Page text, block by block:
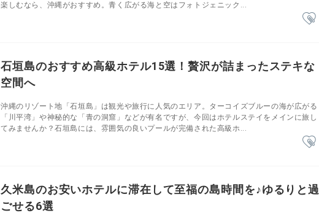
楽しむなら、沖縄がおすすめ。青く広がる海と空はフォトジェニック...
石垣島のおすすめ高級ホテル15選！贅沢が詰まったステキな
空間へ
沖縄のリゾート地「石垣島」は観光や旅行に人気のエリア。ターコイズブルーの海が広がる
「川平湾」や神秘的な「青の洞窟」などが有名ですが、今回はホテルステイをメインに旅し
てみませんか？石垣島には、雰囲気の良いプールが完備された高級ホ...
久米島のお安いホテルに滞在して至福の島時間を♪ゆるりと過
ごせる6選